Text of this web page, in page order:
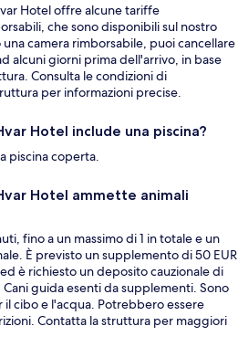
Hotel offre alcune tariffe
che sono disponibili sul nostro
camera rimborsabile, puoi cancellare
alcuni giorni prima dell'arrivo, in base
Consulta le condizioni di
per informazioni precise.
Hotel include una piscina?
piscina coperta.
Hotel ammette animali
fino a un massimo di 1 in totale e un
È previsto un supplemento di 50 EUR
è richiesto un deposito cauzionale di
Cani guida esenti da supplementi. Sono
cibo e l'acqua. Potrebbero essere
Contatta la struttura per maggiori